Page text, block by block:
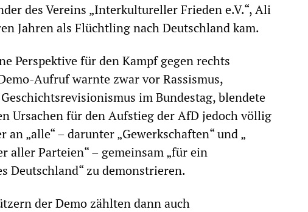
des Vereins „Interkultureller Frieden e.V.“, Ali
Jahren als Flüchtling nach Deutschland kam.
Perspektive für den Kampf gegen rechts
Aufruf warnte zwar vor Rassismus,
im Bundestag, blendete
Ursachen für den Aufstieg der AfD jedoch völlig
an „alle“ – darunter „Gewerkschaften“ und „
aller Parteien“ – gemeinsam „für ein
Deutschland“ zu demonstrieren.
der Demo zählten dann auch